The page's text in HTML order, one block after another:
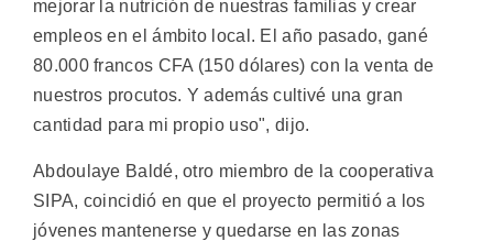
mejorar la nutrición de nuestras familias y crear
empleos en el ámbito local. El año pasado, gané
80.000 francos CFA (150 dólares) con la venta de
nuestros procutos. Y además cultivé una gran
cantidad para mi propio uso", dijo.
Abdoulaye Baldé, otro miembro de la cooperativa
SIPA, coincidió en que el proyecto permitió a los
jóvenes mantenerse y quedarse en las zonas